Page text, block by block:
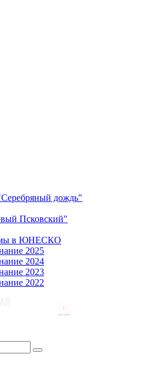
дождь"
Псковский"
в ЮНЕСКО
2025
2024
2023
2022